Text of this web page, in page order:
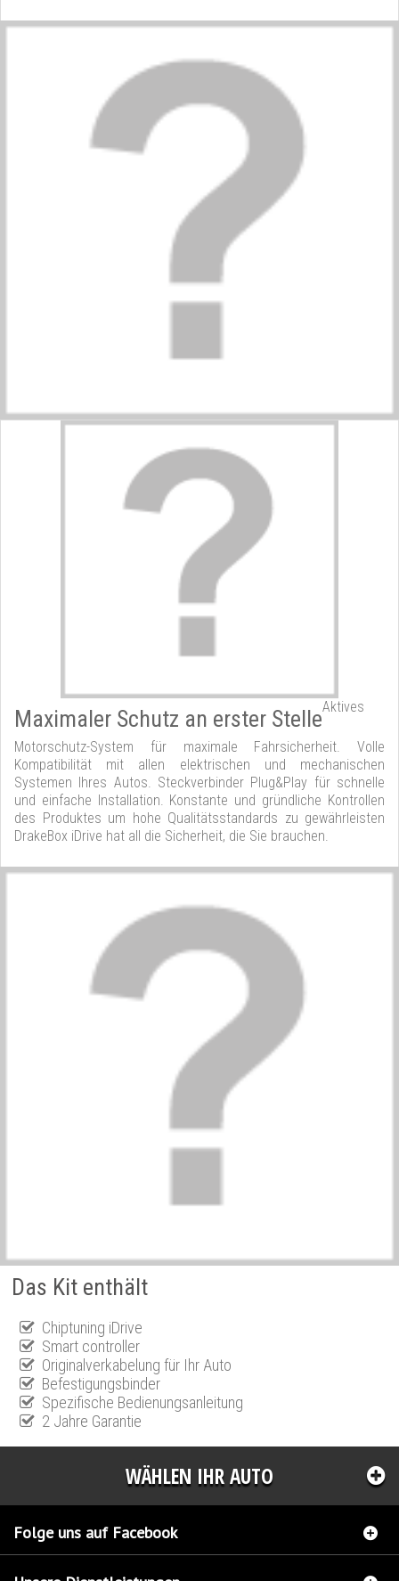
Maximaler Schutz an erster StelleAktives
Motorschutz-System für maximale Fahrsicherheit. Volle
Kompatibilität mit allen elektrischen und mechanischen
Systemen Ihres Autos. Steckverbinder Plug&Play für schnelle
und einfache Installation. Konstante und gründliche Kontrollen
des Produktes um hohe Qualitätsstandards zu gewährleisten
DrakeBox iDrive hat all die Sicherheit, die Sie brauchen.
Das Kit enthält
Chiptuning iDrive
Smart controller
Originalverkabelung für Ihr Auto
Befestigungsbinder
Spezifische Bedienungsanleitung
2 Jahre Garantie
WÄHLEN IHR AUTO
Folge uns auf Facebook